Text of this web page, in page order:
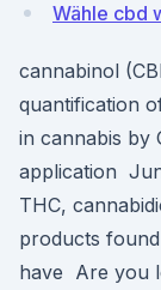
Wähle cbd
cannabinol
quantification
in cannabis by
application
THC,
products
have Are you